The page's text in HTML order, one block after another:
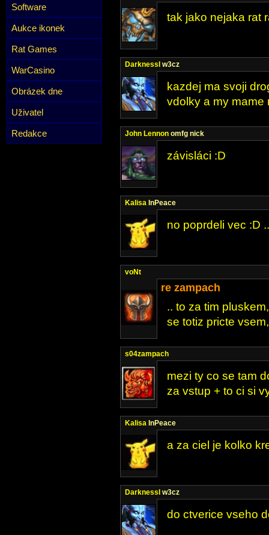
Software
Aukce ikonek
Rat Games
WarCasino
Obrázek dne
Uživatel
Redakce
tak jako nejaka rat
DarknessI w3cz
kazdej ma svoji
vdolky a my mame
John Lennon omfg nick
závisláci :D
Kalisa InPeace
no poprdeli vec :D ..
voNt
re zampach
.. to za tim
se totiz pricte
s04zampach
mezi ty co se tam
za vstup + to ci si
Kalisa InPeace
a za ciel je kolko
DarknessI w3cz
do ctverice vseho